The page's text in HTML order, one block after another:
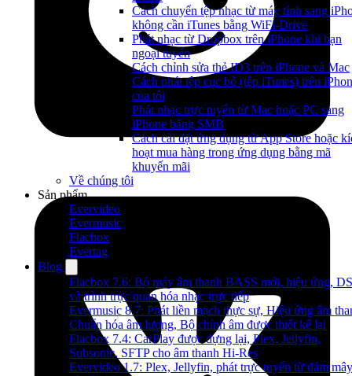
Cách chuyển tệp nhạc từ máy tính sang
không cần iTunes bằng WiFi-Drive
Phát nhạc từ Dropbox trên iPhone khi bạn
ngoại tuyến
Cách chỉnh sửa thẻ ID3 trên iPhone và Mac
Cách phát tệp cục bộ (tệp iTunes) trên
của tôi
Phát nhạc trực tuyến từ Mac hoặc PC sang
iPhone bằng SMB
Cách cài đặt ứng dụng từ App Store hoặc
hoạt mua hàng trong ứng dụng bằng mã
khuyến mãi
Về chúng tôi
Sản phẩm
Evervideo
Evermusic
Flacbox
Evertag
Blog
Flacbox 7.6: Bộ máy âm thanh BASS mới, hiệu ứng,
và trình trực quan hóa nhạc trực tiếp
Evermusic 8.7: Phát liền mạch thực sự, Hiệu ứng âm
Chuẩn hóa âm lượng, Bộ chỉnh âm được thiết kế lại
Flacbox 7.4: CarPlay được dựng lại, Plex, Jellyfin,
Subsonic, SFTP cho âm thanh Hi-Res
Evervideo 1.7: Plex, Jellyfin, phát trực tuyến từ đám mây